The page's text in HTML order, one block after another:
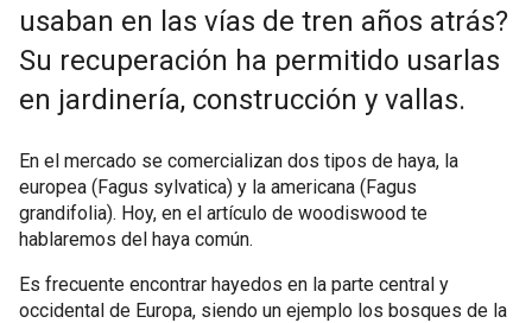
usaban en las vías de tren años atrás?
Su recuperación ha permitido usarlas
en jardinería, construcción y vallas.
En el mercado se comercializan dos tipos de haya, la
europea (Fagus sylvatica) y la americana (Fagus
grandifolia). Hoy, en el artículo de woodiswood te
hablaremos del haya común.
Es frecuente encontrar hayedos en la parte central y
occidental de Europa, siendo un ejemplo los bosques de la